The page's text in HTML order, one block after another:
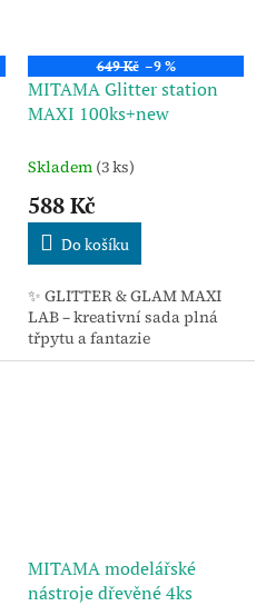
649 Kč –9 %
MITAMA Glitter station
MAXI 100ks+new
Skladem (3 ks)
588 Kč
Do košíku
✨ GLITTER & GLAM MAXI
LAB – kreativní sada plná
třpytu a fantazie
MITAMA modelářské
nástroje dřevěné 4ks